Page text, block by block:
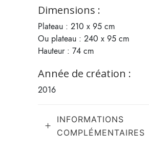
Dimensions :
Plateau : 210 x 95 cm
Ou plateau : 240 x 95 cm
Hauteur : 74 cm
Année de création :
2016
INFORMATIONS
COMPLÉMENTAIRES